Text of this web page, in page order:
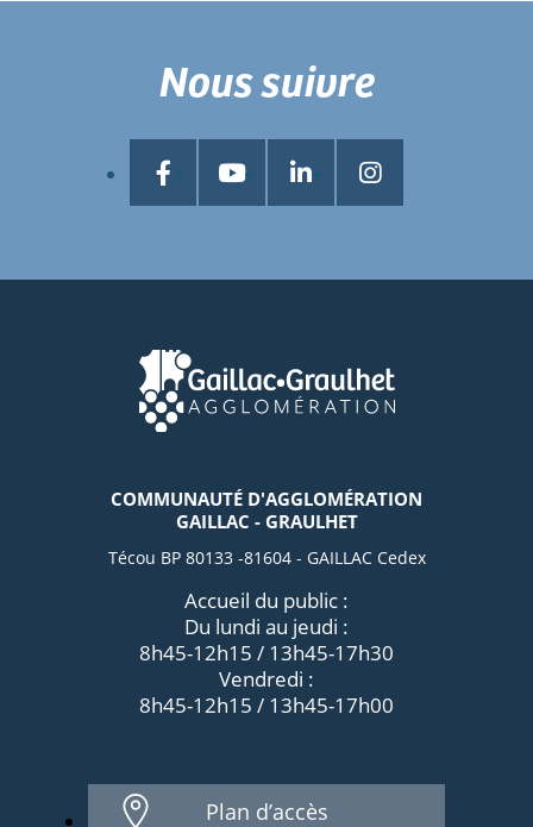
COMMUNAUTÉ D'AGGLOMÉRATION
GAILLAC - GRAULHET
Técou BP 80133 -81604 - GAILLAC Cedex
Accueil du public :
Du lundi au jeudi :
8h45-12h15 / 13h45-17h30
Vendredi :
8h45-12h15 / 13h45-17h00
Plan d’accès
Nous suivre